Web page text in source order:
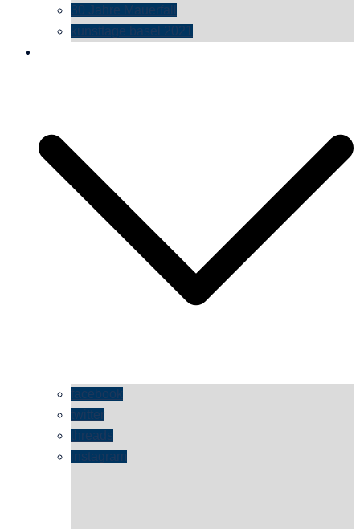
30 Jahre Mauerfall
kunsttage basel 2021
facebook
twitter
threads
instagram